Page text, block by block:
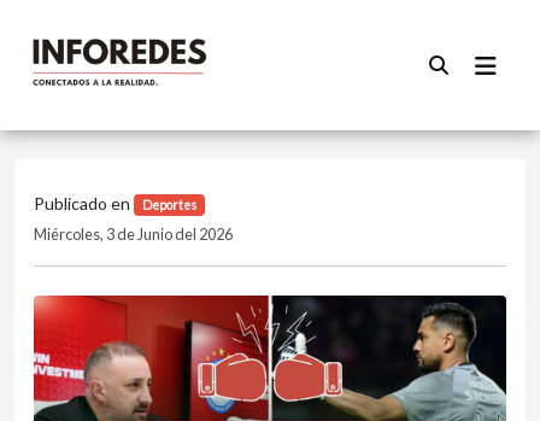
Publicado en Deportes
Miércoles, 3 de Junio del 2026